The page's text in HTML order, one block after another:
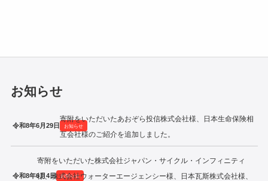
お知らせ
令和8年6月29日 お知らせ
寄附をいただいたあおぞら投信株式会社様、日本生命保険相
互会社様のご紹介を追加しました。
令和8年6月4日 お知らせ
寄附をいただいた株式会社ジャパン・サイクル・インフィニティ
様、株式会社ウォーターエージェンシー様、日本瓦斯株式会社様、